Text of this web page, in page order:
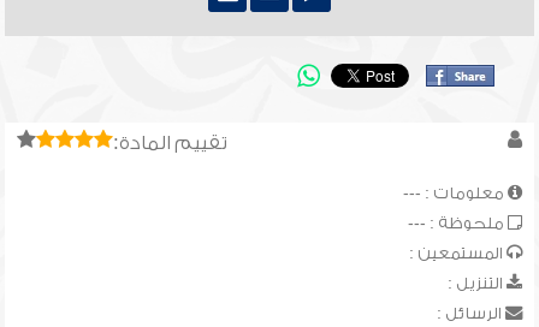
تقييم المادة:
معلومات : ---
ملحوظة : ---
المستمعين :
التنزيل :
الرسائل :